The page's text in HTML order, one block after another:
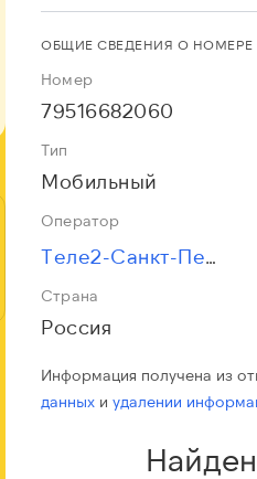
ОБЩИЕ СВЕДЕНИЯ О НОМЕРЕ
Номер
79516682060
Тип
Мобильный
Оператор
Теле2-Санкт-Петербург
Страна
Россия
Информация получена из
данных иудалении